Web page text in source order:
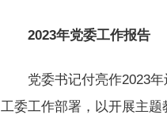
2023年党委工作报告
党委书记付亮作2023
工委工作部署，以开展主